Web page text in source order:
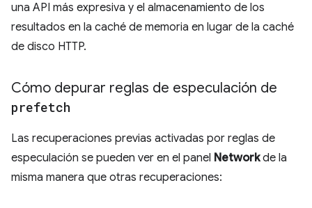
una API más expresiva y el almacenamiento de los
resultados en la caché de memoria en lugar de la caché
de disco HTTP.
Cómo depurar reglas de especulación de
prefetch
Las recuperaciones previas activadas por reglas de
especulación se pueden ver en el panel Networkde la
misma manera que otras recuperaciones: